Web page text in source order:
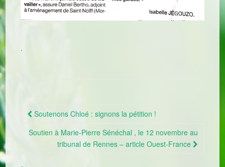
.
Navigation Article
Soutenons Chloé : signons la pétition !
Soutien à Marie-Pierre Sénéchal , le 12 novembre au
tribunal de Rennes – article Ouest-France